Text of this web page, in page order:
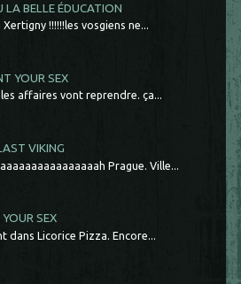
LA BELLE ÉDUCATION
!!!!!!les vosgiens ne...
YOUR SEX
affaires vont reprendre. ça...
VIKING
Prague. Ville...
SEX
Licorice Pizza. Encore...